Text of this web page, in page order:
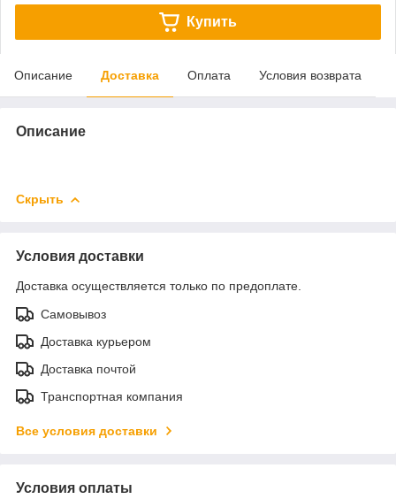
Купить
Описание Доставка Оплата Условия возврата
Описание
Скрыть
Условия доставки
Доставка осуществляется только по предоплате.
Самовывоз
Доставка курьером
Доставка почтой
Транспортная компания
Все условия доставки
Условия оплаты